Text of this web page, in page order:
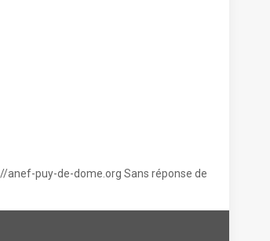
anef-puy-de-dome.org Sans réponse de